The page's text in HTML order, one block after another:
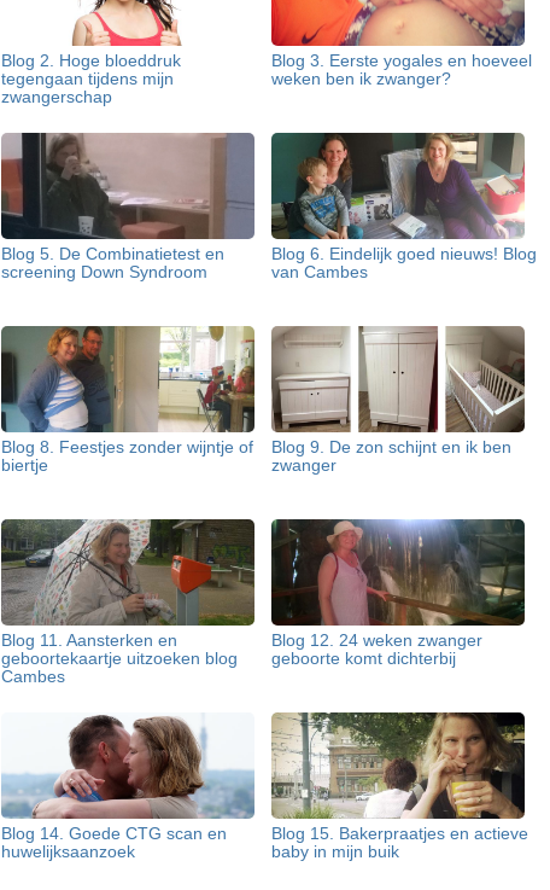
Blog 2. Hoge bloeddruk
tegengaan tijdens mijn
zwangerschap
Blog 3. Eerste yogales en hoeveel
weken ben ik zwanger?
Blog 5. De Combinatietest en
screening Down Syndroom
Blog 6. Eindelijk goed nieuws! Blog
van Cambes
Blog 8. Feestjes zonder wijntje of
biertje
Blog 9. De zon schijnt en ik ben
zwanger
Blog 11. Aansterken en
geboortekaartje uitzoeken blog
Cambes
Blog 12. 24 weken zwanger
geboorte komt dichterbij
Blog 14. Goede CTG scan en
huwelijksaanzoek
Blog 15. Bakerpraatjes en actieve
baby in mijn buik